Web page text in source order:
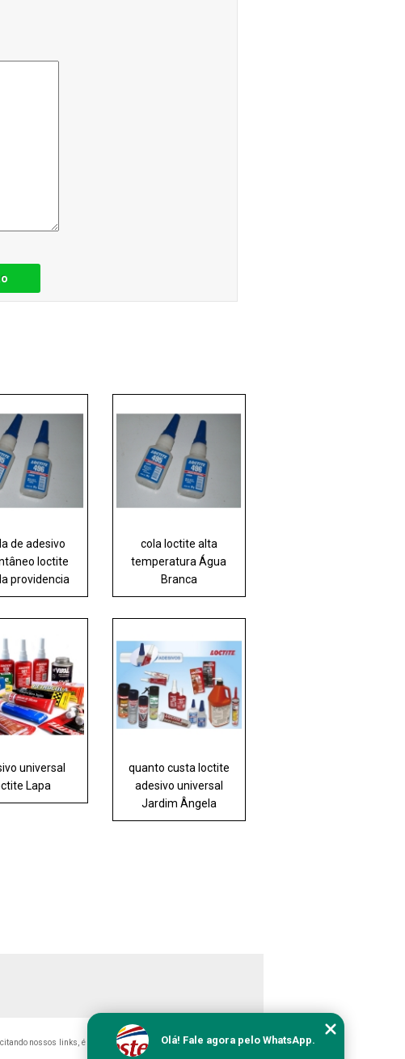
de adesivo
loctite
providencia
cola loctite alta
temperatura Água
Branca
universal
Lapa
quanto custa loctite
adesivo universal
Jardim Ângela
nossos links, é proibida sem a autorização do autor. Crime de
Olá! Fale agora pelo WhatsApp.